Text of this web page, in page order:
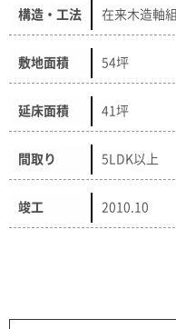
構造・工法 在来木造軸
敷地面積 54坪
延床面積 41坪
間取り 5LDK以上
竣工 2010.10